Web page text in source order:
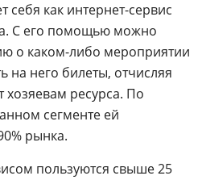
себя как интернет-сервис
С его помощью можно
о каком-либо мероприятии
на него билеты, отчисляя
ресурса. По
сегменте ей
рынка.
пользуются свыше 25